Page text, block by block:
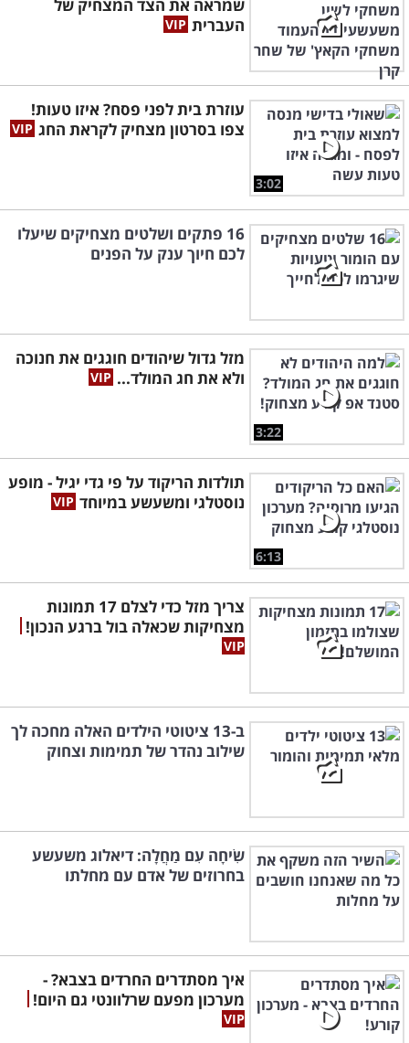
שמראה את הצד המצחיק של
העברית
3:02
עוזרת בית לפני פסח? איזו טעות!
צפו בסרטון מצחיק לקראת החג
16 פתקים ושלטים מצחיקים שיעלו
לכם חיוך ענק על הפנים
3:22
מזל גדול שיהודים חוגגים את חנוכה
ולא את חג המולד...
6:13
תולדות הריקוד על פי גדי יגיל - מופע
נוסטלגי ומשעשע במיוחד
צריך מזל כדי לצלם 17 תמונות
מצחיקות שכאלה בול ברגע הנכון!
ב-13 ציטוטי הילדים האלה מחכה לך
שילוב נהדר של תמימות וצחוק
שִׂיחָה עִם מַחֲלָה: דיאלוג משעשע
בחרוזים של אדם עם מחלתו
איך מסתדרים החרדים בצבא? -
מערכון מפעם שרלוונטי גם היום!